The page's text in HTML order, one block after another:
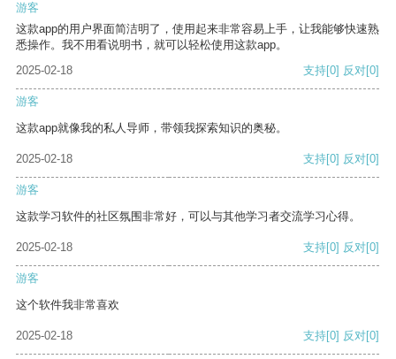
游客
这款app的用户界面简洁明了，使用起来非常容易上手，让我能够快速熟
悉操作。我不用看说明书，就可以轻松使用这款app。
2025-02-18
支持[0] 反对[0]
游客
这款app就像我的私人导师，带领我探索知识的奥秘。
2025-02-18 支持[0] 反对[0]
游客
这款学习软件的社区氛围非常好，可以与其他学习者交流学习心得。
2025-02-18 支持[0] 反对[0]
游客
这个软件我非常喜欢
2025-02-18 支持[0] 反对[0]